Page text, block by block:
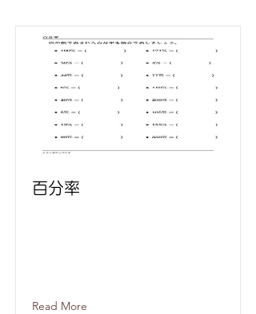
百分率
Read More